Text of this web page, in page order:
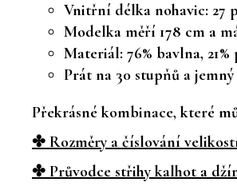
Vnitřní délka nohavic: 27
Modelka měří 178 cm a
Materiál: 76% bavlna,
Prát na 30 stupňů a
Překrásné kombinace, které
✤ Rozměry a číslování
✤ Průvodce střihy kalhot a